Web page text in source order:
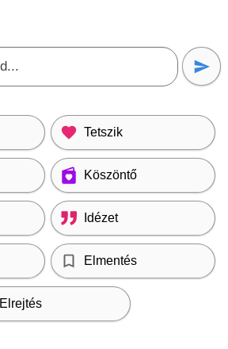
Tetszik
Köszöntő
Idézet
Elmentés
Elrejtés